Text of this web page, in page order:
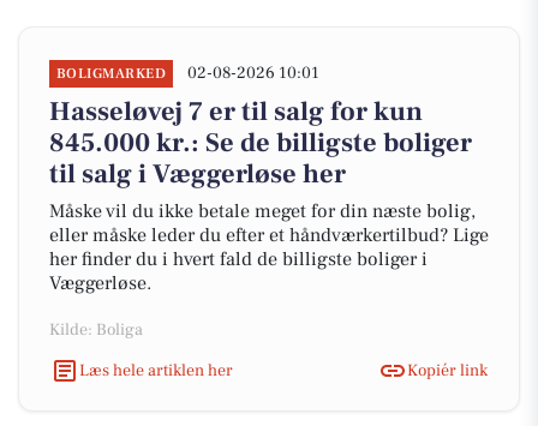
BOLIGMARKED 02-08-2026 10:01
Hasseløvej 7 er til salg for kun
845.000 kr.: Se de billigste boliger
til salg i Væggerløse her
Måske vil du ikke betale meget for din næste bolig,
eller måske leder du efter et håndværkertilbud? Lige
her finder du i hvert fald de billigste boliger i
Væggerløse.
Kilde: Boliga
Læs hele artiklen her
Kopiér link